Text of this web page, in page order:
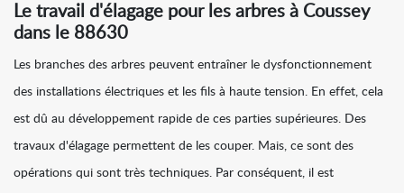
Le travail d'élagage pour les arbres à Coussey
dans le 88630
Les branches des arbres peuvent entraîner le dysfonctionnement
des installations électriques et les fils à haute tension. En effet, cela
est dû au développement rapide de ces parties supérieures. Des
travaux d'élagage permettent de les couper. Mais, ce sont des
opérations qui sont très techniques. Par conséquent, il est